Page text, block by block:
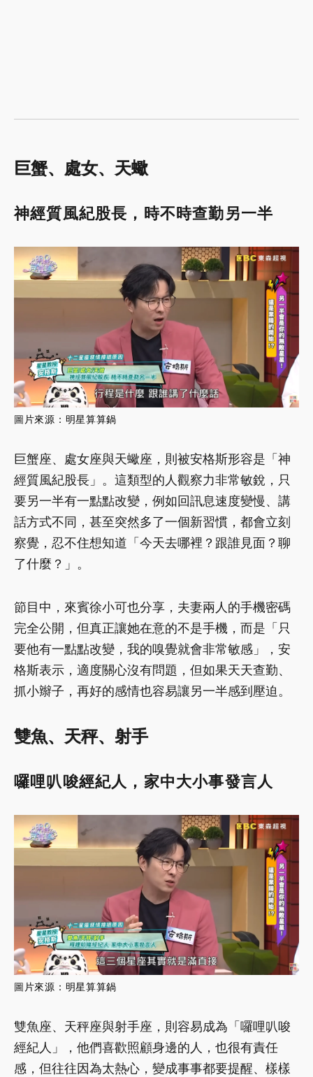
巨蟹、處女、天蠍
神經質風紀股長，時不時查勤另一半
圖 片來源： 明星算算鍋
巨蟹座、處女座與天蠍座，則被安格斯形容是「神
經質風紀股長」。這類型的人觀察力非常敏銳，只
要另一半有一點點改變，例如回訊息速度變慢、講
話方式不同，甚至突然多了一個新習慣，都會立刻
察覺，忍不住想知道「今天去哪裡？跟誰見面？聊
了什麼？」。
節目中，來賓徐小可也分享，夫妻兩人的手機密碼
完全公開，但真正讓她在意的不是手機，而是「只
要他有一點點改變，我的嗅覺就會非常敏感」，安
格斯表示，適度關心沒有問題，但如果天天查勤、
抓小辮子，再好的感情也容易讓另一半感到壓迫。
雙魚、天秤、射手
囉哩叭唆經紀人，家中大小事發言人
圖 片來源： 明星算算鍋
雙魚座、天秤座與射手座，則容易成為「囉哩叭唆
經紀人」，他們喜歡照顧身邊的人，也很有責任
感，但往往因為太熱心，變成事事都要提醒、樣樣